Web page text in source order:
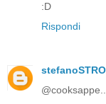
:D
Rispondi